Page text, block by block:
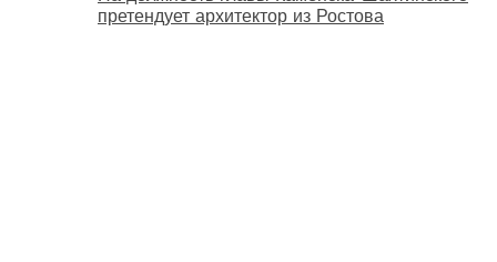
претендует архитектор из Ростова